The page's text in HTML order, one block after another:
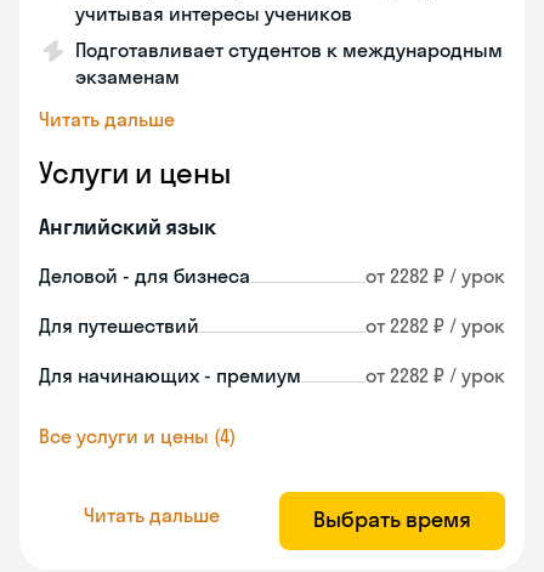
учитывая интересы учеников
Подготавливает студентов к международным
экзаменам
Читать дальше
Услуги и цены
Английский язык
Деловой - для бизнеса от 2282 ₽ / урок
Для путешествий от 2282 ₽ / урок
Для начинающих - премиум от 2282 ₽ / урок
Все услуги и цены (4)
Читать дальше Выбрать время